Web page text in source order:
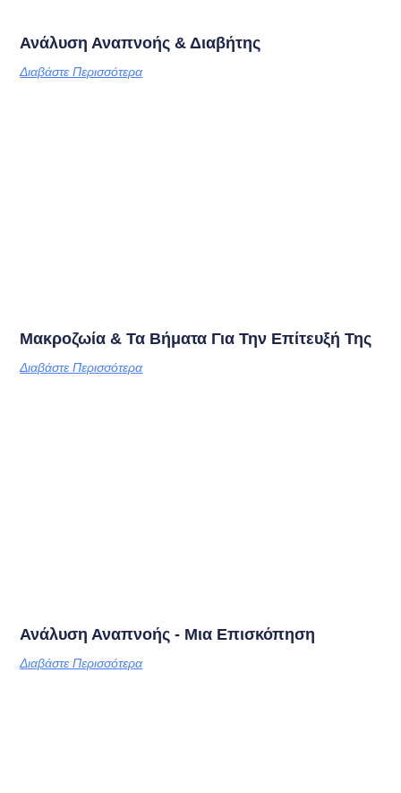
Ανάλυση Αναπνοής & Διαβήτης
Διαβάστε Περισσότερα
Μακροζωία & Τα Βήματα Για Την Επίτευξή Της
Διαβάστε Περισσότερα
Ανάλυση Αναπνοής - Μια Επισκόπηση
Διαβάστε Περισσότερα